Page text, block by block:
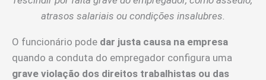
atrasos salariais ou condições insalubres.
O funcionário pode dar justa causa na empresa
quando a conduta do empregador configura uma
grave violação dos direitos trabalhistas ou das